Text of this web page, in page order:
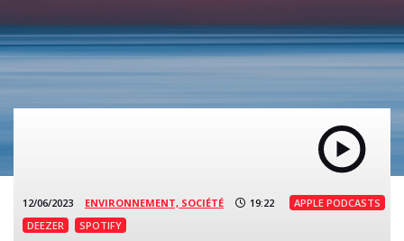
12/06/2023 ENVIRONNEMENT, SOCIÉTÉ 19:22
APPLE PODCASTS
DEEZER
SPOTIFY